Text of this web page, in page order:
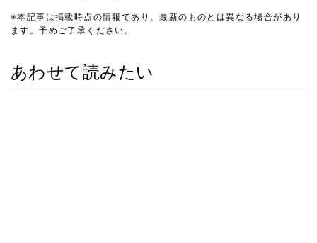
※本記事は掲載時点の情報であり、最新のものとは異なる場合があり
ます。予めご了承ください。
あわせて読みたい